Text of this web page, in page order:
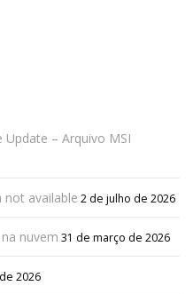
Update – Arquivo MSI
not available 2 de julho de 2026
nuvem 31 de março de 2026
2026